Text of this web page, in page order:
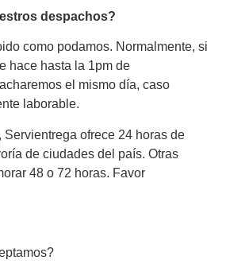
despachos?
como podamos. Normalmente, si
hace hasta la 1pm de
el mismo día, caso
laborable.
ofrece 24 horas de
de ciudades del país. Otras
48 o 72 horas. Favor